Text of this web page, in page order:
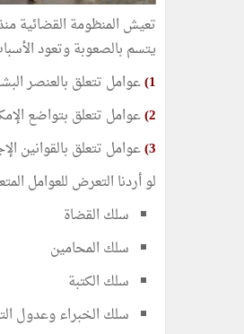
تعيش المنظومة القضائية
يتسم بالصعوبة وتعود
1) عوامل تتعلق بالعنصر
2) عوامل تتعلق بتواضع
3) عوامل تتعلق بالقوانين
لو أردنا التعرض للعوامل
سلك القضاة
سلك المحامين
سلك الكتبة
سلك الخبراء وعدول